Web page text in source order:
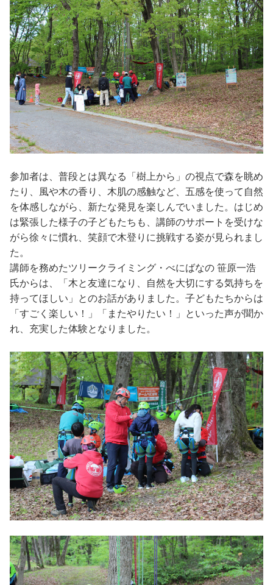
参加者は、普段とは異なる「樹上から」の視点で森を眺め
たり、風や木の香り、木肌の感触など、五感を使って自然
を体感しながら、新たな発見を楽しんでいました。はじめ
は緊張した様子の子どもたちも、講師のサポートを受けな
がら徐々に慣れ、笑顔で木登りに挑戦する姿が見られまし
た。
講師を務めたツリークライミング・べにばなの 笹原一浩
氏からは、「木と友達になり、自然を大切にする気持ちを
持ってほしい」とのお話がありました。子どもたちからは
「すごく楽しい！」「またやりたい！」といった声が聞か
れ、充実した体験となりました。